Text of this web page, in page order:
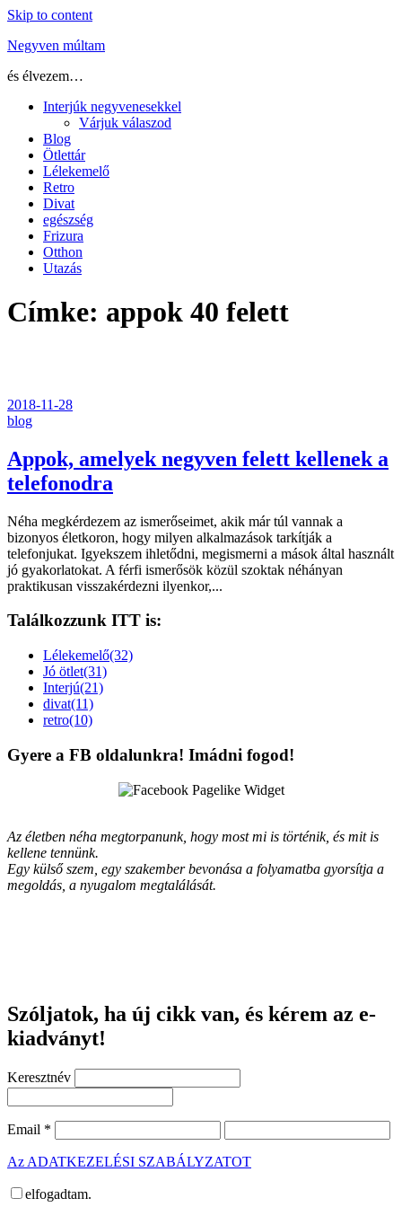
Skip to content
Negyven múltam
és élvezem…
Interjúk negyvenesekkel
Várjuk válaszod
Blog
Ötlettár
Lélekemelő
Retro
Divat
egészség
Frizura
Otthon
Utazás
Címke: appok 40 felett
2018-11-28
blog
Appok, amelyek negyven felett kellenek a
telefonodra
Néha megkérdezem az ismerőseimet, akik már túl vannak a
bizonyos életkoron, hogy milyen alkalmazások tarkítják a
telefonjukat. Igyekszem ihletődni, megismerni a mások által használt
jó gyakorlatokat. A férfi ismerősök közül szoktak néhányan
praktikusan visszakérdezni ilyenkor,...
Találkozzunk ITT is:
Lélekemelő(32)
Jó ötlet(31)
Interjú(21)
divat(11)
retro(10)
Gyere a FB oldalunkra! Imádni fogod!
Az életben néha megtorpanunk, hogy most mi is történik, és mit is
kellene tennünk.
Egy külső szem, egy szakember bevonása a folyamatba gyorsítja a
megoldás, a nyugalom megtalálását.
Szóljatok, ha új cikk van, és kérem az e-
kiadványt!
Keresztnév
Email *
Az ADATKEZELÉSI SZABÁLYZATOT
elfogadtam.